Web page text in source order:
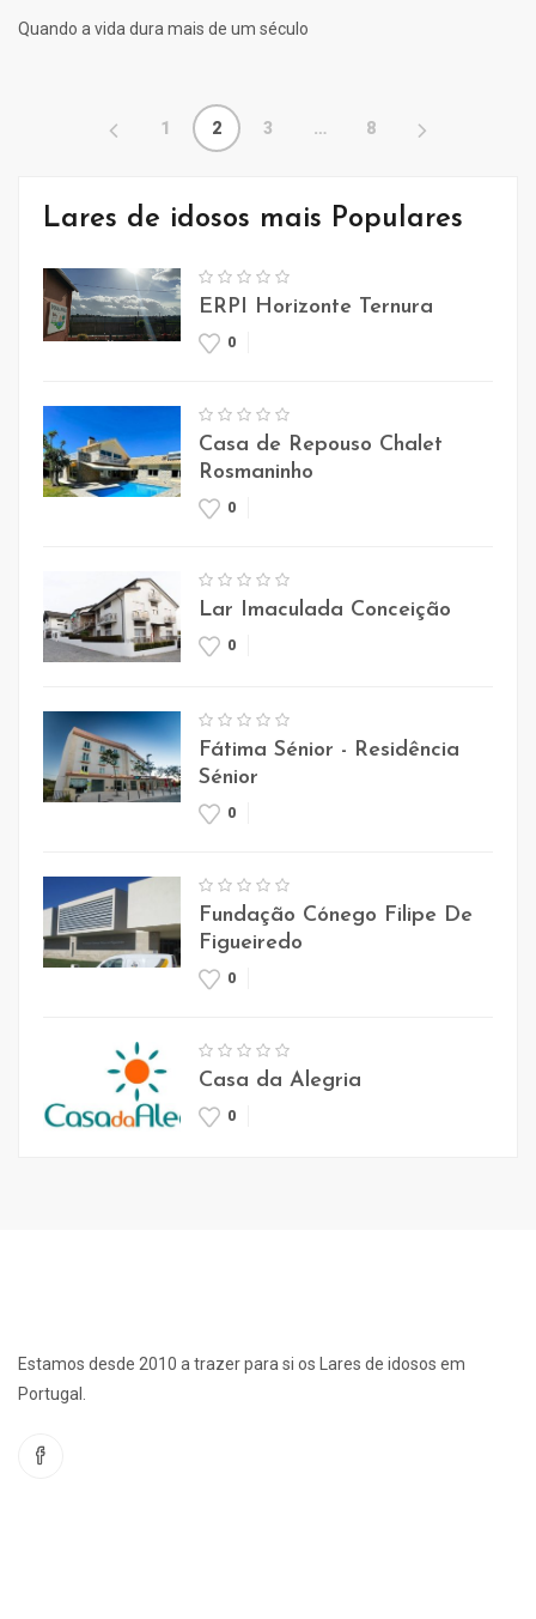
Quando a vida dura mais de um século
1 2 3 … 8
Lares de idosos mais Populares
ERPI Horizonte Ternura
0
Casa de Repouso Chalet
Rosmaninho
0
Lar Imaculada Conceição
0
Fátima Sénior - Residência
Sénior
0
Fundação Cónego Filipe De
Figueiredo
0
Casa da Alegria
0
Estamos desde 2010 a trazer para si os Lares de idosos em
Portugal.